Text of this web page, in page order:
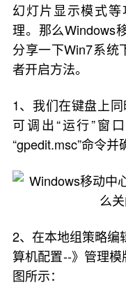
幻灯片显示模式
理。那么Windows
分享一下Win7系统
者开启方法。
1、我们在键盘上
可调出“运行”窗
“gpedit.msc”命令并
2、在本地组策略编
算机配置--》管理
图所示：